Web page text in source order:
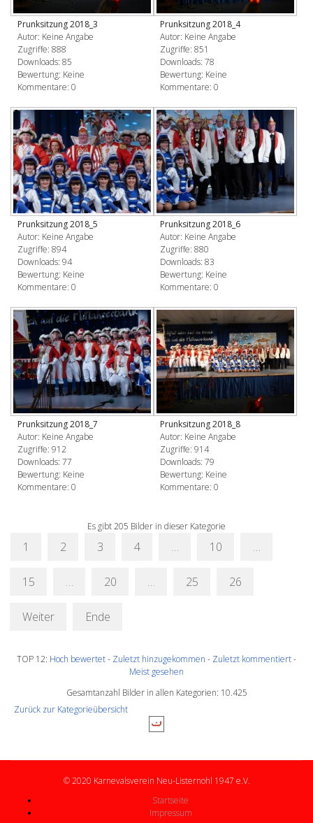
Prunksitzung 2018_3
Autor: Keine Angabe
Zugriffe: 888
Downloads: 85
Bewertung: Keine
Kommentare: 0
Prunksitzung 2018_4
Autor: Keine Angabe
Zugriffe: 851
Downloads: 78
Bewertung: Keine
Kommentare: 0
Prunksitzung 2018_5
Autor: Keine Angabe
Zugriffe: 894
Downloads: 94
Bewertung: Keine
Kommentare: 0
Prunksitzung 2018_6
Autor: Keine Angabe
Zugriffe: 880
Downloads: 83
Bewertung: Keine
Kommentare: 0
Prunksitzung 2018_7
Autor: Keine Angabe
Zugriffe: 912
Downloads: 77
Bewertung: Keine
Kommentare: 0
Prunksitzung 2018_8
Autor: Keine Angabe
Zugriffe: 914
Downloads: 79
Bewertung: Keine
Kommentare: 0
Es gibt 205 Bilder in dieser Kategorie
1 2 3 4 … 10 …
15 … 20 … 25 26
Weiter Ende
TOP 12: Hoch bewertet- Zuletzt hinzugekommen - Zuletzt kommentiert-
Meist gesehen
Gesamtanzahl Bilder in allen Kategorien: 10.425
Zurück zur Kategorieübersicht
© 2020 Karnevalsverein Neu-Listernohl 1947 e.V.
Startseite
Impressum